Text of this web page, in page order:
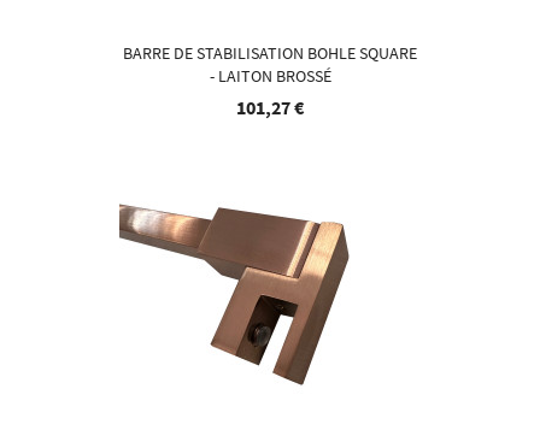
BARRE DE STABILISATION BOHLE SQUARE
- LAITON BROSSÉ
101,27 €